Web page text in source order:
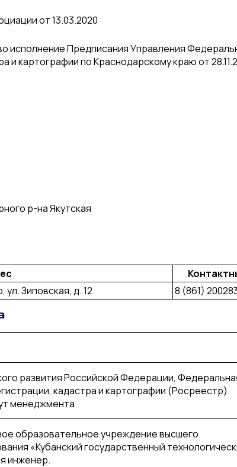
от 13.03.2020
исполнение Предписания Управления
и картографии по Краснодарскому краю от
р-на Якутская
Зиповская, д. 12
8 (861)
развития Российской Федерации,
кадастра и картографии (Росреестр).
менеджмента.
образовательное учреждение высшего
«Кубанский государственный
инженер.